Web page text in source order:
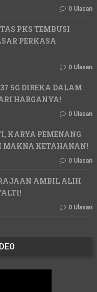
0 Ulasan
PKS TEMBUSI
PERKASA
0 Ulasan
5G DIREKA DALAM
HARGANYA!
0 Ulasan
KARYA PEMENANG
MAKNA KETAHANAN!
0 Ulasan
AMBIL ALIH
0 Ulasan